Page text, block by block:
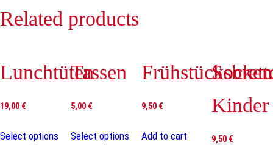
Stück
Related products
Lunchtüten
19,00 €
Select options
Tassen
5,00 €
Select options
9,50 €
Add to cart
Socken
Kinder
9,50 €